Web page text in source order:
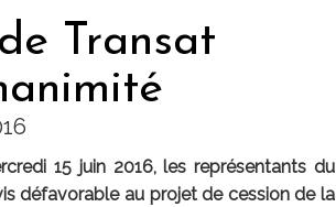
Transat
15 juin 2016, les représentants du
défavorable au projet de cession de la